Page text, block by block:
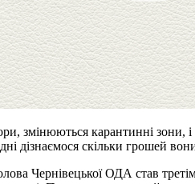
змінюються карантинні
дізнаємося скільки грошей
Чернівецької ОДА став